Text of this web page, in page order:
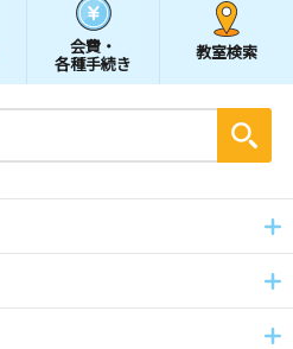
会費・
各種手続き
教室検索